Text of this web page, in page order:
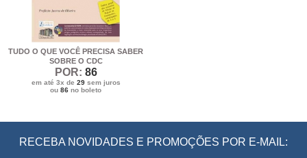
TUDO O QUE VOCÊ PRECISA SABER
SOBRE O CDC
POR: 86
em até 3x de 29sem juros
ou86 no boleto
RECEBA NOVIDADES E PROMOÇÕES POR E-MAIL: